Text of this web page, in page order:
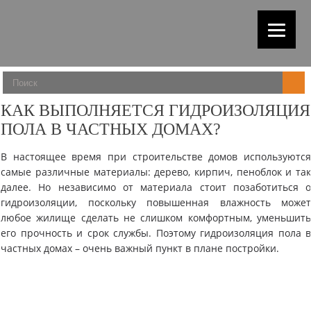
КАК ВЫПОЛНЯЕТСЯ ГИДРОИЗОЛЯЦИЯ
ПОЛА В ЧАСТНЫХ ДОМАХ?
В настоящее время при строительстве домов используются
самые различные материалы: дерево, кирпич, пеноблок и так
далее. Но независимо от материала стоит позаботиться о
гидроизоляции, поскольку повышенная влажность может
любое жилище сделать не слишком комфортным, уменьшить
его прочность и срок службы. Поэтому гидроизоляция пола в
частных домах – очень важный пункт в плане постройки.